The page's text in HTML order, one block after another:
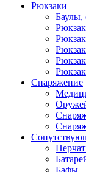
Рюкзаки
Баулы,
Снаряжение
Бафы